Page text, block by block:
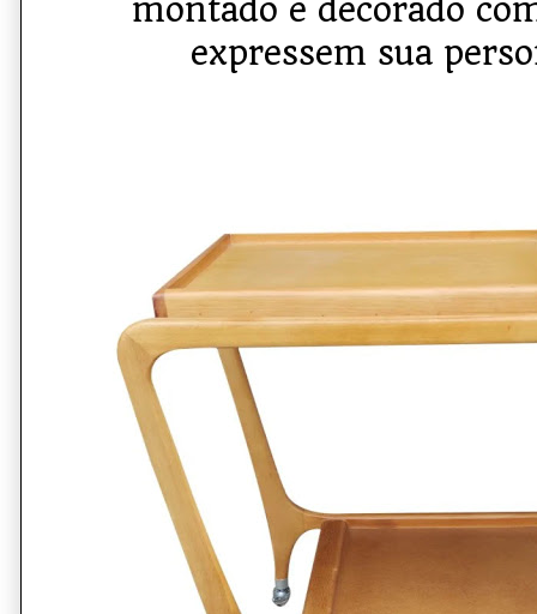
montado e decorado
expressem sua